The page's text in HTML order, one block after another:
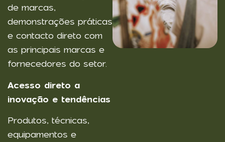
de marcas,
demonstrações práticas
e contacto direto com
as principais marcas e
fornecedores do setor.
Acesso direto a
inovação e tendências
Produtos, técnicas,
equipamentos e